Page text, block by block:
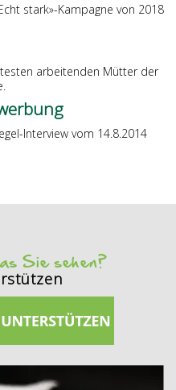
stark»-Kampagne von 2018
arbeitenden Mütter der
Interview vom 14.8.2014
Sie sehen?